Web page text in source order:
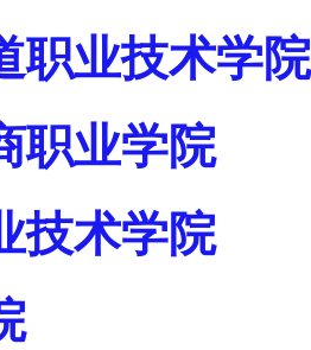
职业技术学院
职业学院
技术学院